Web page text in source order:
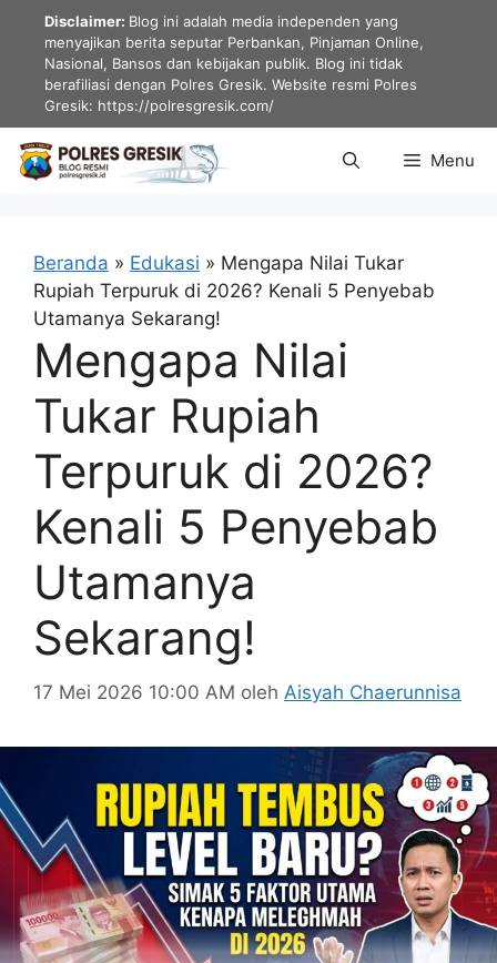
LangsungDisclaimer: Blog ini adalah media independen yang
menyajikan berita seputar Perbankan, Pinjaman Online,
Nasional, Bansos dan kebijakan publik. Blog ini tidak
berafiliasi dengan Polres Gresik. Website resmi Polres
Gresik: https://polresgresik.com/
Menu
Beranda » Edukasi » Mengapa Nilai Tukar
Rupiah Terpuruk di 2026? Kenali 5 Penyebab
Utamanya Sekarang!
Mengapa Nilai
Tukar Rupiah
Terpuruk di 2026?
Kenali 5 Penyebab
Utamanya
Sekarang!
17 Mei 2026 10:00 AM oleh Aisyah Chaerunnisa